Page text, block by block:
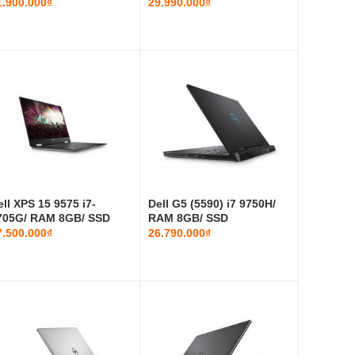
29.990.000₫
XPS 15 9575 i7-
RAM 8GB/ SSD
Rad...
Dell G5 (5590) i7 9750H/
RAM 8GB/ SSD
128GB+HDD 1T...
26.790.000₫